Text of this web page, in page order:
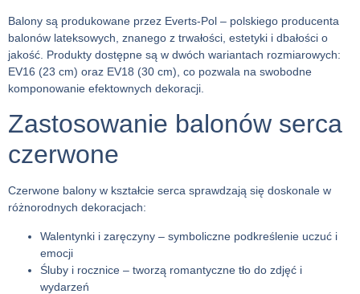
Balony są produkowane przez Everts-Pol – polskiego producenta
balonów lateksowych, znanego z trwałości, estetyki i dbałości o
jakość. Produkty dostępne są w dwóch wariantach rozmiarowych:
EV16 (23 cm) oraz EV18 (30 cm) , co pozwala na swobodne
komponowanie efektownych dekoracji.
Zastosowanie balonów serca
czerwone
Czerwone balony w kształcie serca sprawdzają się doskonale w
różnorodnych dekoracjach:
Walentynki i zaręczyny – symboliczne podkreślenie uczuć i
emocji
Śluby i rocznice – tworzą romantyczne tło do zdjęć i
wydarzeń